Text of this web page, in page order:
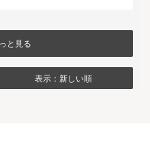
と見る
表示：新しい順